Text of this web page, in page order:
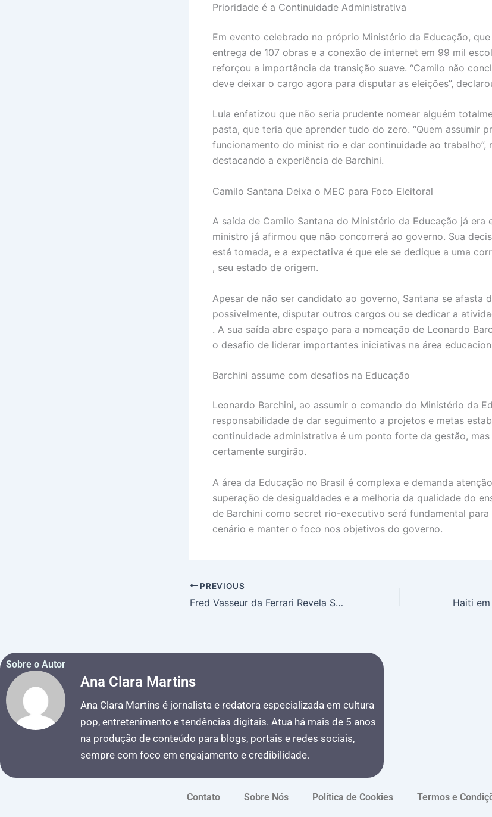
Prioridade é a Continuidade Administrativa
Em evento celebrado no próprio Ministério da Educação,
entrega de 107 obras e a conexão de internet em 99 mil
reforçou a importância da transição suave. “Camilo não
deve deixar o cargo agora para disputar as eleições”,
Lula enfatizou que não seria prudente nomear alguém
pasta, que teria que aprender tudo do zero. “Quem assumir
funcionamento do minist rio e dar continuidade ao trabalho”,
destacando a experiência de Barchini.
Camilo Santana Deixa o MEC para Foco Eleitoral
A saída de Camilo Santana do Ministério da Educação já era
ministro já afirmou que não concorrerá ao governo. Sua
está tomada, e a expectativa é que ele se dedique a uma
, seu estado de origem.
Apesar de não ser candidato ao governo, Santana se afasta
possivelmente, disputar outros cargos ou se dedicar a
. A sua saída abre espaço para a nomeação de Leonardo
o desafio de liderar importantes iniciativas na área
Barchini assume com desafios na Educação
Leonardo Barchini, ao assumir o comando do Ministério da
responsabilidade de dar seguimento a projetos e metas
continuidade administrativa é um ponto forte da gestão,
certamente surgirão.
A área da Educação no Brasil é complexa e demanda
superação de desigualdades e a melhoria da qualidade do
de Barchini como secret rio-executivo será fundamental para
cenário e manter o foco nos objetivos do governo.
PREVIOUS
Fred Vasseur da Ferrari Revela Segredo para Superar Dificuldades nas Retas e Projetar Evolução na F1 2026
Sobre o Autor
Ana Clara Martins
Ana Clara Martins é jornalista e redatora especializada em cultura
pop, entretenimento e tendências digitais. Atua há mais de 5 anos
na produção de conteúdo para blogs, portais e redes sociais,
sempre com foco em engajamento e credibilidade.
Contato Sobre Nós Política de Cookies Termos e